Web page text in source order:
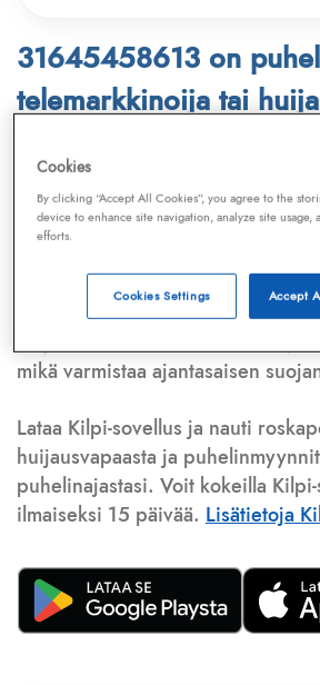
31645458613 on
telemarkkinoija tai
Puhelinnumero
Telemarkkinointiliiton jaKilpi-
tietokannasta, joka kattaa satoja
Lisäksi tunnistamme
puhelinhuijarin numero,
huijausviesti. Tietokantaamme
mikä varmistaa ajantasaisen
Lataa Kilpi-sovellus ja nauti
huijausvapaasta ja
puhelinajastasi. Voit kokeilla
ilmaiseksi 15 päivää. Lisätietoja
Cookies
By clicking “Accept All Cookies”, you agree to the
device to enhance site navigation, analyze site usage,
efforts.
Accept
Cookies Settings